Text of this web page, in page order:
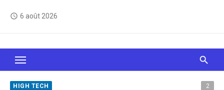
access_time 6 août 2026
Le Web, c'est comme une boîte de chocolats… On
sait jamais sur quoi on va tomber !
HIGH TECH 2